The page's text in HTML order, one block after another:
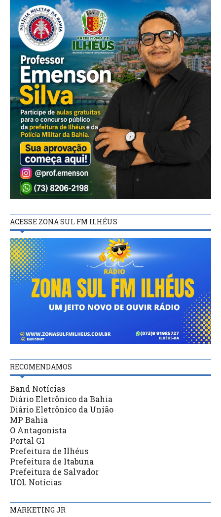
ACESSE ZONA SUL FM ILHÉUS
RECOMENDAMOS
Band Notícias
Diário Eletrônico da Bahia
Diário Eletrônico da União
MP Bahia
O Antagonista
Portal G1
Prefeitura de Ilhéus
Prefeitura de Itabuna
Prefeitura de Salvador
UOL Notícias
MARKETING JR